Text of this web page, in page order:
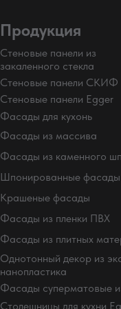
Стеновые панели из
закаленного стекла
Фасады для кухонь
Столешницы для кухни
Шпонированные фасады
Фасады из массива
Фасады из каменного
Крашеные фасады
Фасады из пленки ПВХ
Фасады из плитных
Однотонный декор из
нанопластика
Фасады суперматовые
Стеновые панели СКИФ
Стеновые панели Egger
Продукция